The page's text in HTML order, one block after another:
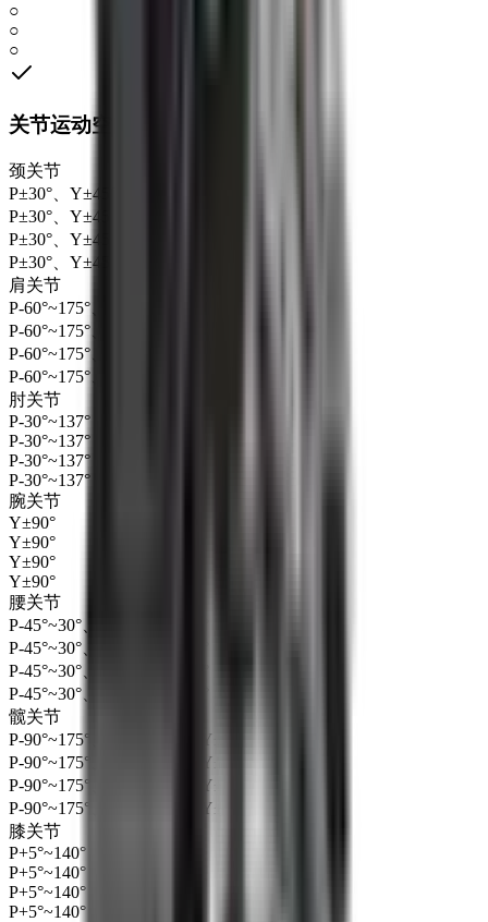
○
○
○
关节运动空间
颈关节
P±30°、Y±45°
P±30°、Y±45°
P±30°、Y±45°
P±30°、Y±45°
肩关节
P-60°~175°、R-5°~110°、Y-90°~145°
P-60°~175°、R-5°~110°、Y-90°~145°
P-60°~175°、R-5°~110°、Y-90°~145°
P-60°~175°、R-5°~110°、Y-90°~145°
肘关节
P-30°~137°
P-30°~137°
P-30°~137°
P-30°~137°
腕关节
Y±90°
Y±90°
Y±90°
Y±90°
腰关节
P-45°~30°、R±30°、Y±90°
P-45°~30°、R±30°、Y±90°
P-45°~30°、R±30°、Y±90°
P-45°~30°、R±30°、Y±90°
髋关节
P-90°~175°、R-60°~90°、Y±90°
P-90°~175°、R-60°~90°、Y±90°
P-90°~175°、R-60°~90°、Y±90°
P-90°~175°、R-60°~90°、Y±90°
膝关节
P+5°~140°
P+5°~140°
P+5°~140°
P+5°~140°